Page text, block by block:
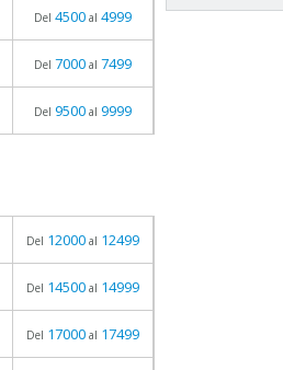
Del 4500 al 4999
Del 7000 al 7499
Del 9500 al 9999
Del 12000 al 12499
Del 14500 al 14999
Del 17000 al 17499